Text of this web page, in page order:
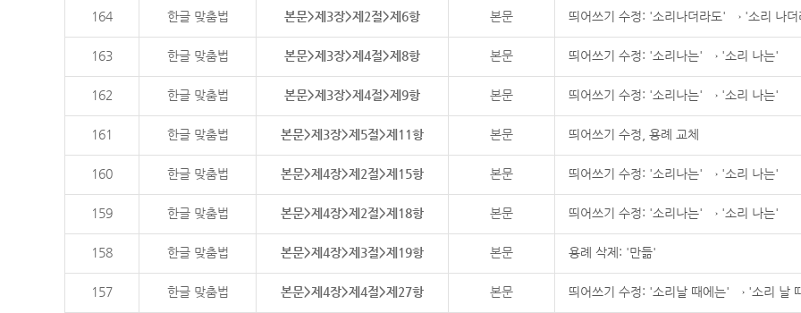
164 한글 맞춤법 본문>제3장>제2절>제6항 본문 띄어쓰기 수정: '소리나더라도' → '소리 나더
163 한글 맞춤법 본문>제3장>제4절>제8항 본문 띄어쓰기 수정: '소리나는' → '소리 나는'
162 한글 맞춤법 본문>제3장>제4절>제9항 본문 띄어쓰기 수정: '소리나는' → '소리 나는'
161 한글 맞춤법 본문>제3장>제5절>제11항 본문 띄어쓰기 수정, 용례 교체
160 한글 맞춤법 본문>제4장>제2절>제15항 본문 띄어쓰기 수정: '소리나는' → '소리 나는'
159 한글 맞춤법 본문>제4장>제2절>제18항 본문 띄어쓰기 수정: '소리나는' → '소리 나는'
158 한글 맞춤법 본문>제4장>제3절>제19항 본문 용례 삭제: '만듦'
157 한글 맞춤법 본문>제4장>제4절>제27항 본문 띄어쓰기 수정: '소리날 때에는' → '소리 날